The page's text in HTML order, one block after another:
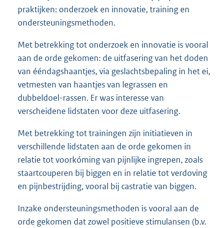
praktijken: onderzoek en innovatie, training en
ondersteuningsmethoden.
Met betrekking tot onderzoek en innovatie is vooral
aan de orde gekomen: de uitfasering van het doden
van ééndagshaantjes, via geslachtsbepaling in het ei,
vetmesten van haantjes van legrassen en
dubbeldoel-rassen. Er was interesse van
verscheidene lidstaten voor deze uitfasering.
Met betrekking tot trainingen zijn initiatieven in
verschillende lidstaten aan de orde gekomen in
relatie tot voorkóming van pijnlijke ingrepen, zoals
staartcouperen bij biggen en in relatie tot verdoving
en pijnbestrijding, vooral bij castratie van biggen.
Inzake ondersteuningsmethoden is vooral aan de
orde gekomen dat zowel positieve stimulansen (b.v.